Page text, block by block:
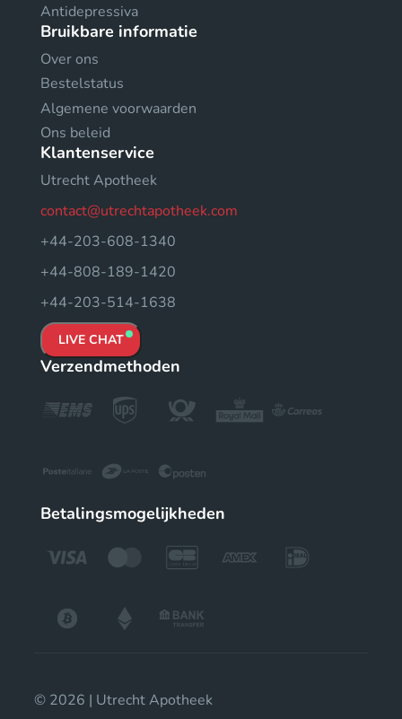
Antidepressiva
Bruikbare informatie
Over ons
Bestelstatus
Algemene voorwaarden
Ons beleid
Klantenservice
Utrecht Apotheek
contact@utrechtapotheek.com
+44-203-608-1340
+44-808-189-1420
+44-203-514-1638
LIVE CHAT
Verzendmethoden
Betalingsmogelijkheden
© 2026 | Utrecht Apotheek